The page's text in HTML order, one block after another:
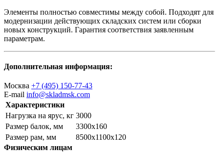
Элементы полностью совместимы между собой. Подходят для
модернизации действующих складских систем или сборки
новых конструкций. Гарантия соответствия заявленным
параметрам.
Дополнительная информация:
Москва +7 (495) 150-77-43
E-mail info@skladmsk.com
Характеристики
Нагрузка на ярус, кг 3000
Размер балок, мм
3300х160
Размер рам, мм
8500х1100х120
Физическим лицам